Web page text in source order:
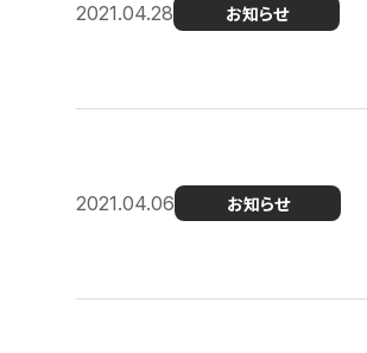
2021.04.28 お知らせ
2021.04.06 お知らせ